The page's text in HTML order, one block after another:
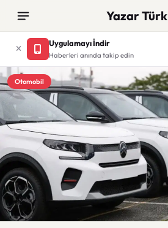
Yazar Türk
Uygulamayı İndir
Haberleri anında takip edin
Otomobil